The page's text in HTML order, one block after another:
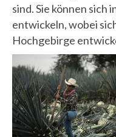
sind. Sie können sich
entwickeln, wobei
Hochgebirge